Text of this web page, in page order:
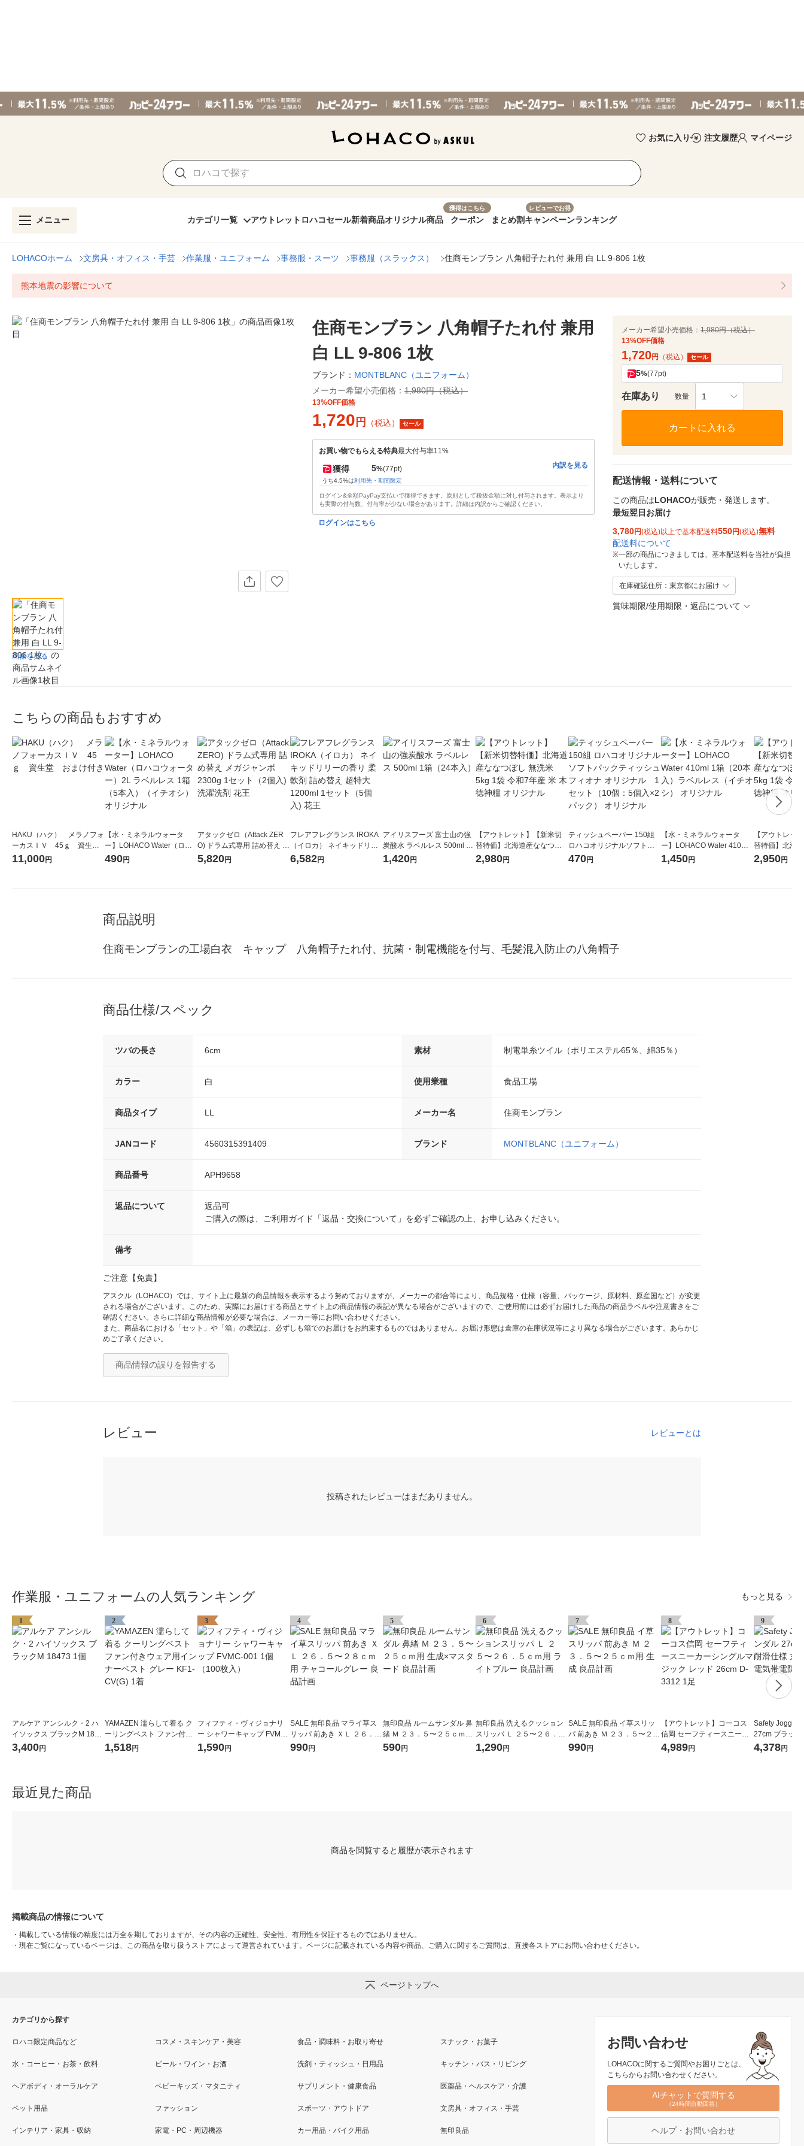
お気に入り 注文履歴 マイページ
メニュー カテゴリ一覧 アウトレット ロハコセール新着商品オリジナル商品
獲得はこちら
クーポン まとめ割
レビューでお得
キャンペーンランキング
LOHACOホーム 文房具・オフィス・手芸 作業服・ユニフォーム 事務服・スーツ 事務服（スラックス） 住商モンブラン 八角帽子たれ付 兼用 白 LL 9-806 1枚
熊本地震の影響について
画像を見る
住商モンブラン 八角帽子たれ付 兼用
白 LL 9-806 1枚
ブランド： MONTBLANC（ユニフォーム）
メーカー希望小売価格： 1,980円（税込）
13%OFF価格
1,720 円 （税込） セール
お買い物でもらえる特典最大付与率11%
獲得 5%(77pt)
うち4.5%は利用先・期間限定
内訳を見る
ログイン&全額PayPay支払いで獲得できます。原則として税抜金額に対し付与されます。表示より
も実際の付与数、付与率が少ない場合があります。詳細は内訳からご確認ください。
ログインはこちら
メーカー希望小売価格： 1,980円（税込）
13%OFF価格
1,720円 （税込） セール
5%(77pt)
在庫あり 数量 1
カートに入れる
配送情報・送料について
この商品はLOHACOが販売・発送します。
最短翌日お届け
3,780円(税込)以上で基本配送料550円(税込)無料
配送料について
※一部の商品につきましては、基本配送料を当社が負担
いたします。
在庫確認住所：東京都にお届け
賞味期限/使用期限・返品について
こちらの商品もおすすめ
HAKU（ハク） メラノフォ
ーカスＩＶ 45ｇ 資生
堂 おまけ付き
11,000円
【水・ミネラルウォータ
ー】LOHACO Water（ロハ
コウォーター）2L ラベルレ
490円
アタックゼロ（Attack ZER
O) ドラム式専用 詰め替え メ
ガジャンボ 2300g 1セット
5,820円
フレアフレグランス IROKA
（イロカ） ネイキッドリリ
ーの香り 柔軟剤 詰め替え 超
6,582円
アイリスフーズ 富士山の強
炭酸水 ラベルレス 500ml 1
箱（24本入）
1,420円
【アウトレット】【新米切
替特価】北海道産ななつぼ
し 無洗米 5kg 1袋 令和7年産
2,980円
ティッシュペーパー 150組
ロハコオリジナルソフトパ
ックティッシュ フィオナ オ
470円
【水・ミネラルウォータ
ー】LOHACO Water 410ml
1箱（20本入）ラベルレス
1,450円
【アウトレッ
替特価】北海
し 精白米 5kg
2,950円
商品説明
住商モンブランの工場白衣　キャップ　八角帽子たれ付、抗菌・制電機能を付与、毛髪混入防止の八角帽子
商品仕様/スペック
ツバの長さ 6cm 素材 制電単糸ツイル（ポリエステル65％、綿35％）
カラー 白 使用業種 食品工場
商品タイプ LL メーカー名 住商モンブラン
JANコード 4560315391409 ブランド MONTBLANC（ユニフォーム）
商品番号 APH9658
返品について
返品可
ご購入の際は、ご利用ガイド「返品・交換について」を必ずご確認の上、お申し込みください。
備考
ご注意【免責】
アスクル（LOHACO）では、サイト上に最新の商品情報を表示するよう努めておりますが、メーカーの都合等により、商品規格・仕様（容量、パッケージ、原材料、原産国など）が変更
される場合がございます。このため、実際にお届けする商品とサイト上の商品情報の表記が異なる場合がございますので、ご使用前には必ずお届けした商品の商品ラベルや注意書きをご
確認ください。さらに詳細な商品情報が必要な場合は、メーカー等にお問い合わせください。
また、商品名における「セット」や「箱」の表記は、必ずしも箱でのお届けをお約束するものではありません。お届け形態は倉庫の在庫状況等により異なる場合がございます。あらかじ
めご了承ください。
商品情報の誤りを報告する
レビュー レビューとは
投稿されたレビューはまだありません。
作業服・ユニフォームの人気ランキング もっと見る
1
アルケア アンシルク・2 ハ
イソックス ブラックM 1847
3 1個
3,400円
2
YAMAZEN 濡らして着る ク
ーリングベスト ファン付き
ウェア用インナーベスト グ
1,518円
3
フィフティ・ヴィジョナリ
ー シャワーキャップ FVMC-
001 1個（100枚入）
1,590円
4
SALE 無印良品 マライ草ス
リッパ 前あき ＸＬ ２６．
５〜２８ｃｍ用 チャコール
990円
5
無印良品 ルームサンダル 鼻
緒 Ｍ ２３．５〜２５ｃｍ用
生成×マスタード 良品計画
590円
6
無印良品 洗えるクッション
スリッパ Ｌ ２５〜２６．５
ｃｍ用 ライトブルー 良品計
1,290円
7
SALE 無印良品 イ草スリッ
パ 前あき Ｍ ２３．５〜２５
ｃｍ用 生成 良品計画
990円
8
【アウトレット】コーコス
信岡 セーフティースニーカ
ーシングルマジック レッド
4,989円
9
Safety Jogger
27cm ブラック
洗い可能 静電
4,378円
最近見た商品
商品を閲覧すると履歴が表示されます
掲載商品の情報について
・ 掲載している情報の精度には万全を期しておりますが、その内容の正確性、安全性、有用性を保証するものではありません。
・ 現在ご覧になっているページは、この商品を取り扱うストアによって運営されています。ページに記載されている内容や商品、ご購入に関するご質問は、直接各ストアにお問い合わせください。
ページトップへ
お問い合わせ
LOHACOに関するご質問やお困りごとは、
こちらからお問い合わせください。
AIチャットで質問する
（24時間自動回答）
ヘルプ・お問い合わせ
カテゴリから探す
ロハコ限定商品など コスメ・スキンケア・美容 食品・調味料・お取り寄せ スナック・お菓子
水・コーヒー・お茶・飲料 ビール・ワイン・お酒 洗剤・ティッシュ・日用品 キッチン・バス・リビング
ヘアボディ・オーラルケア ベビーキッズ・マタニティ サプリメント・健康食品 医薬品・ヘルスケア・介護
ペット用品 ファッション スポーツ・アウトドア 文房具・オフィス・手芸
インテリア・家具・収納 家電・PC・周辺機器 カー用品・バイク用品 無印良品